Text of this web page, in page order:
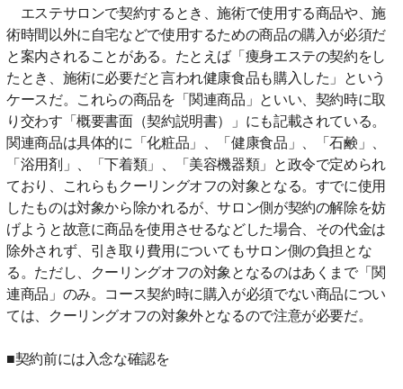
エステサロンで契約するとき、施術で使用する商品や、施
術時間以外に自宅などで使用するための商品の購入が必須だ
と案内されることがある。たとえば「痩身エステの契約をし
たとき、施術に必要だと言われ健康食品も購入した」という
ケースだ。これらの商品を「関連商品」といい、契約時に取
り交わす「概要書面（契約説明書）」にも記載されている。
関連商品は具体的に「化粧品」、「健康食品」、「石鹸」、
「浴用剤」、「下着類」、「美容機器類」と政令で定められ
ており、これらもクーリングオフの対象となる。すでに使用
したものは対象から除かれるが、サロン側が契約の解除を妨
げようと故意に商品を使用させるなどした場合、その代金は
除外されず、引き取り費用についてもサロン側の負担とな
る。ただし、クーリングオフの対象となるのはあくまで「関
連商品」のみ。コース契約時に購入が必須でない商品につい
ては、クーリングオフの対象外となるので注意が必要だ。
■契約前には入念な確認を